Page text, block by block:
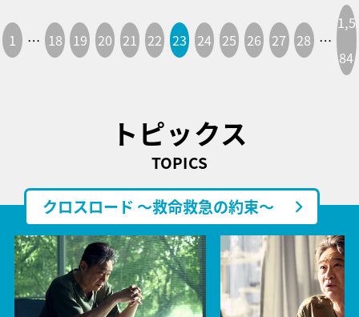
1 … 18 19 20 21 22 23 24 25 26 27 28 …
1,5
84
トピックス
TOPICS
クロスロード ～救命救急の約束～